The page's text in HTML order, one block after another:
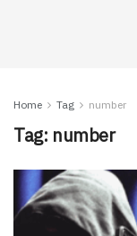
Home Tag number
Tag: number